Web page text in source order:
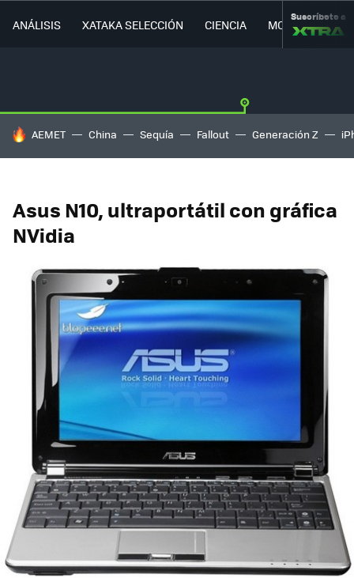
ANÁLISIS XATAKA SELECCIÓN CIENCIA MOVILIDAD
Suscríbete a
HOY SE HABLA DE
AEMET China Sequía Fallout Generación Z
Asus N10, ultraportátil con gráfica
NVidia